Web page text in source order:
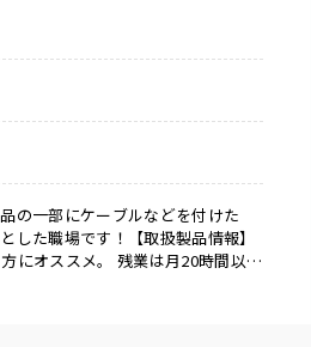
の一部にケーブルなどを付けた
した職場です！【取扱製品情報】
ート満喫！ ≪モチベーションも